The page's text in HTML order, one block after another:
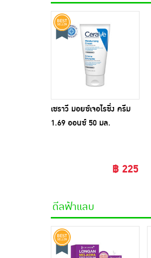
เซราวี มอยซ์เจอไรซิ่ง ครีม
1.69 ออนซ์ 50 มล.
฿ 225
ดีลฟ้าแลบ